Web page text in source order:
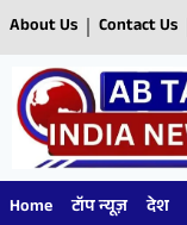
About Us Contact Us
Home टॉप न्यूज़ देश